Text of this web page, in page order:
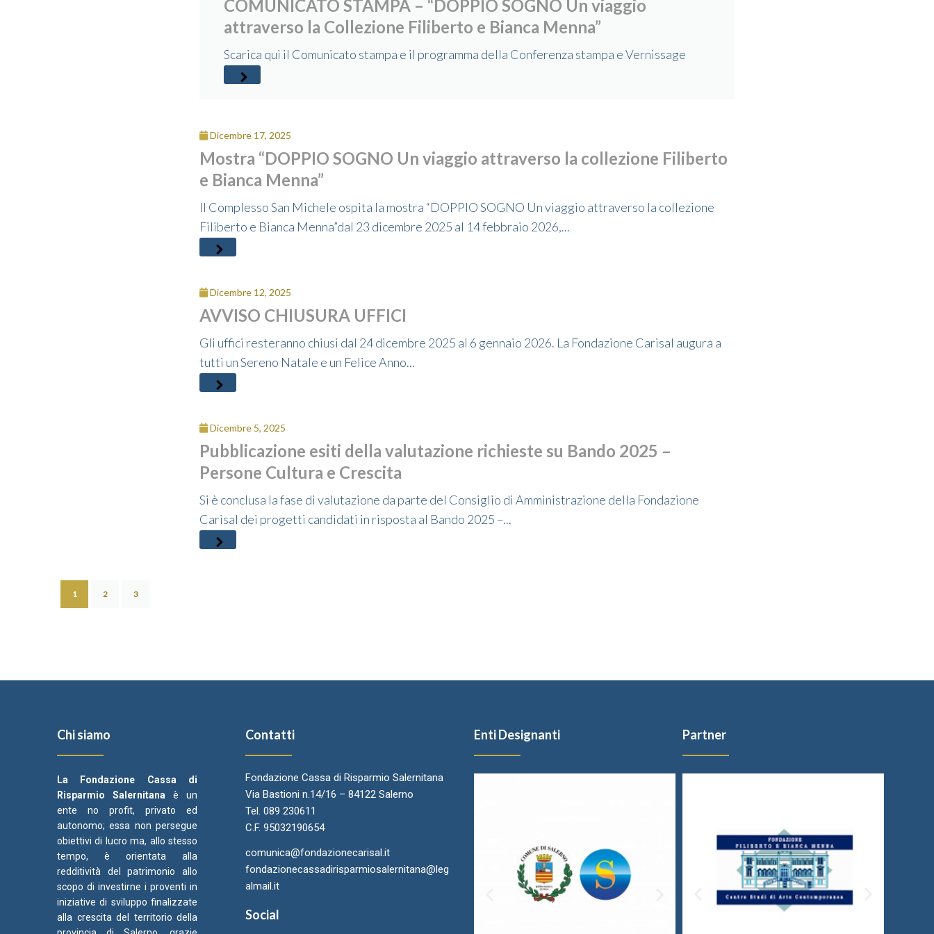
COMUNICATO STAMPA – “DOPPIO SOGNO Un viaggio
attraverso la Collezione Filiberto e Bianca Menna”
Scarica qui il Comunicato stampa e il programma della Conferenza stampa e Vernissage
Dicembre 17, 2025
Mostra “DOPPIO SOGNO Un viaggio attraverso la collezione Filiberto
e Bianca Menna”
Il Complesso San Michele ospita la mostra “DOPPIO SOGNO Un viaggio attraverso la collezione
Filiberto e Bianca Menna”dal 23 dicembre 2025 al 14 febbraio 2026,...
Dicembre 12, 2025
AVVISO CHIUSURA UFFICI
Gli uffici resteranno chiusi dal 24 dicembre 2025 al 6 gennaio 2026. La Fondazione Carisal augura a
tutti un Sereno Natale e un Felice Anno...
Dicembre 5, 2025
Pubblicazione esiti della valutazione richieste su Bando 2025 –
Persone Cultura e Crescita
Si è conclusa la fase di valutazione da parte del Consiglio di Amministrazione della Fondazione
Carisal dei progetti candidati in risposta al Bando 2025 –...
1 2 3
Chi siamo
La Fondazione Cassa di
Risparmio Salernitana è un
ente no profit, privato ed
autonomo; essa non persegue
obiettivi di lucro ma, allo stesso
tempo, è orientata alla
redditività del patrimonio allo
scopo di investirne i proventi in
iniziative di sviluppo finalizzate
alla crescita del territorio della
Contatti
Fondazione Cassa di Risparmio Salernitana
Via Bastioni n.14/16 – 84122 Salerno
Tel. 089 230611
C.F. 95032190654
comunica@fondazionecarisal.it
fondazionecassadirisparmiosalernitana@leg
almail.it
Social
Enti Designanti Partner